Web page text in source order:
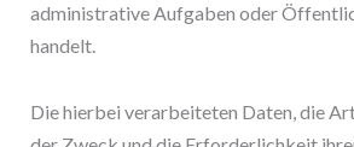
administrative Aufgaben oder
handelt.
Die hierbei verarbeiteten Daten, die